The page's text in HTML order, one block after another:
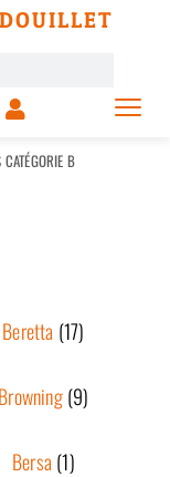
B
Beretta (17)
Browning(9)
Bersa (1)